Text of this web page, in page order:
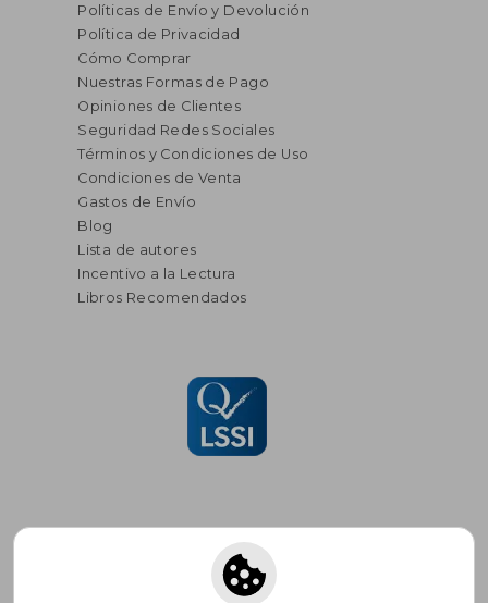
Políticas de Envío y Devolución
Política de Privacidad
Cómo Comprar
Nuestras Formas de Pago
Opiniones de Clientes
Seguridad Redes Sociales
Términos y Condiciones de Uso
Condiciones de Venta
Gastos de Envío
Blog
Lista de autores
Incentivo a la Lectura
Libros Recomendados